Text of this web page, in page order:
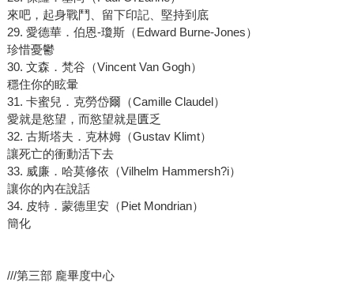
來吧，起身戰鬥、留下印記、堅持到底
29. 愛德華．伯恩-瓊斯（Edward Burne-Jones）
珍惜憂鬱
30. 文森．梵谷（Vincent Van Gogh）
穩住你的眩暈
31. 卡蜜兒．克勞岱爾（Camille Claudel）
愛就是慾望，而慾望就是匱乏
32. 古斯塔夫．克林姆（Gustav Klimt）
讓死亡的衝動活下去
33. 威廉．哈莫修依（Vilhelm Hammersh?i）
讓你的內在說話
34. 皮特．蒙德里安（Piet Mondrian）
簡化
///第三部 龐畢度中心